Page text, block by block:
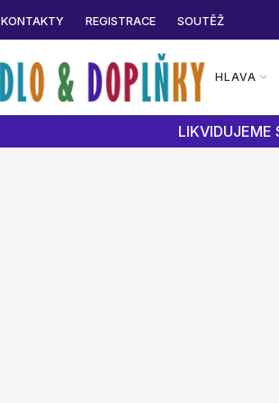
KONTAKTY REGISTRACE SOUTĚŽ
HLAVA
LIKVIDUJEME